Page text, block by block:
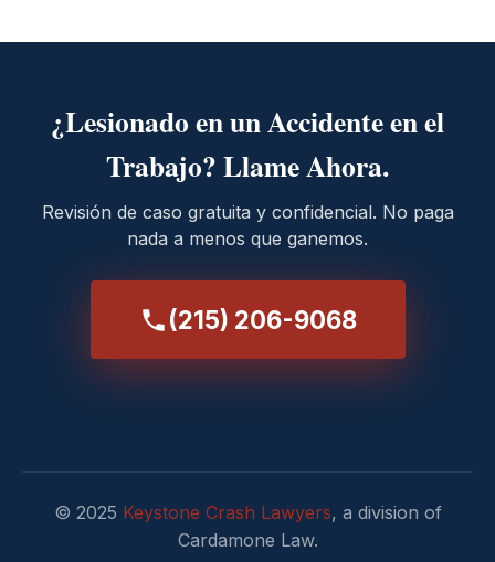
¿Lesionado en un Accidente en el
Trabajo? Llame Ahora.
Revisión de caso gratuita y confidencial. No paga
nada a menos que ganemos.
(215) 206-9068
© 2025 Keystone Crash Lawyers, a division of
Cardamone Law.